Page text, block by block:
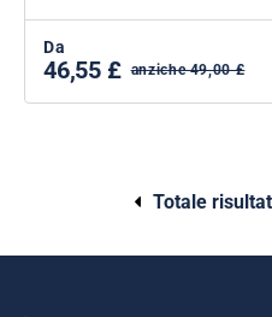
Da
46,55 £ anziche 49,00 £
Totale